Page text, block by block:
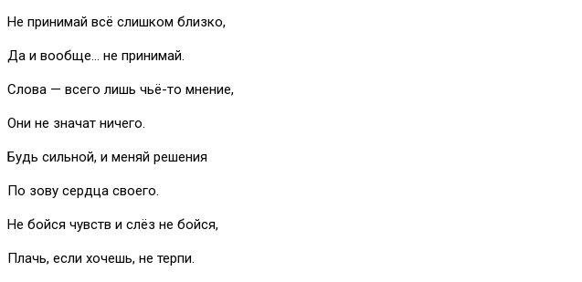
Не принимай всё слишком близко,
Да и вообще… не принимай.
Слова — всего лишь чьё-то мнение,
Они не значат ничего.
Будь сильной, и меняй решения
По зову сердца своего.
Не бойся чувств и слёз не бойся,
Плачь, если хочешь, не терпи.